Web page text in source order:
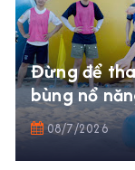
Đừng để
bùng nổ
08/7/2026